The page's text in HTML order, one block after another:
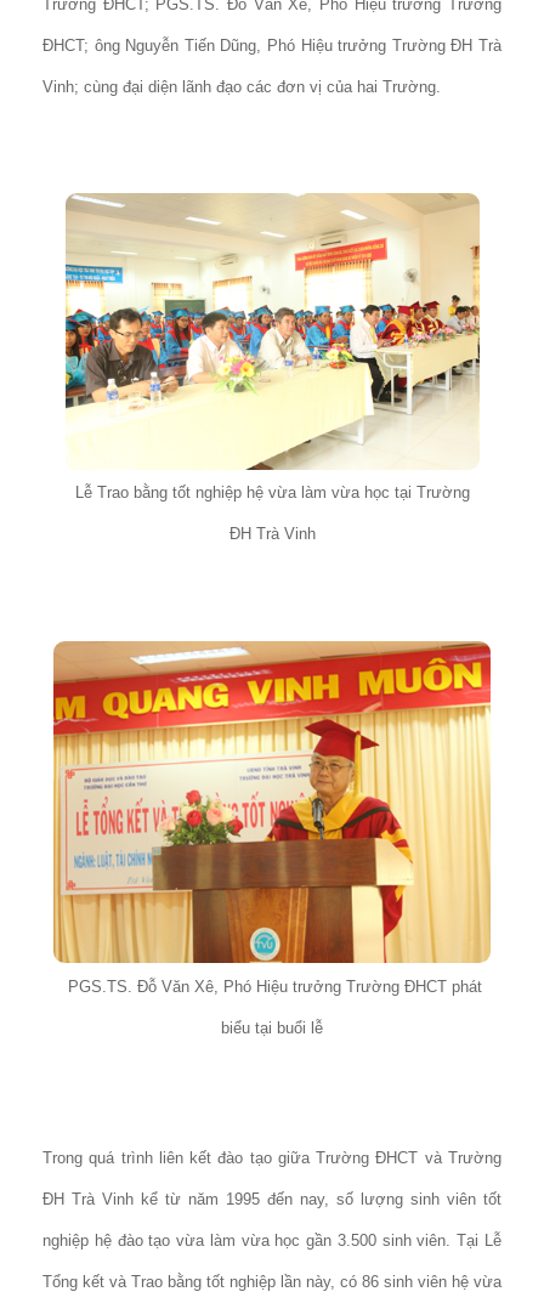
Trường ĐHCT; PGS.TS. Đỗ Văn Xê, Phó Hiệu trưởng Trường
ĐHCT; ông Nguyễn Tiến Dũng, Phó Hiệu trưởng Trường ĐH Trà
Vinh; cùng đại diện lãnh đạo các đơn vị của hai Trường.
Lễ Trao bằng tốt nghiệp hệ vừa làm vừa học tại Trường
ĐH Trà Vinh
PGS.TS. Đỗ Văn Xê, Phó Hiệu trưởng Trường ĐHCT phát
biểu tại buổi lễ
Trong quá trình liên kết đào tạo giữa Trường ĐHCT và Trường
ĐH Trà Vinh kể từ năm 1995 đến nay, số lượng sinh viên tốt
nghiệp hệ đào tạo vừa làm vừa học gần 3.500 sinh viên. Tại Lễ
Tổng kết và Trao bằng tốt nghiệp lần này, có 86 sinh viên hệ vừa